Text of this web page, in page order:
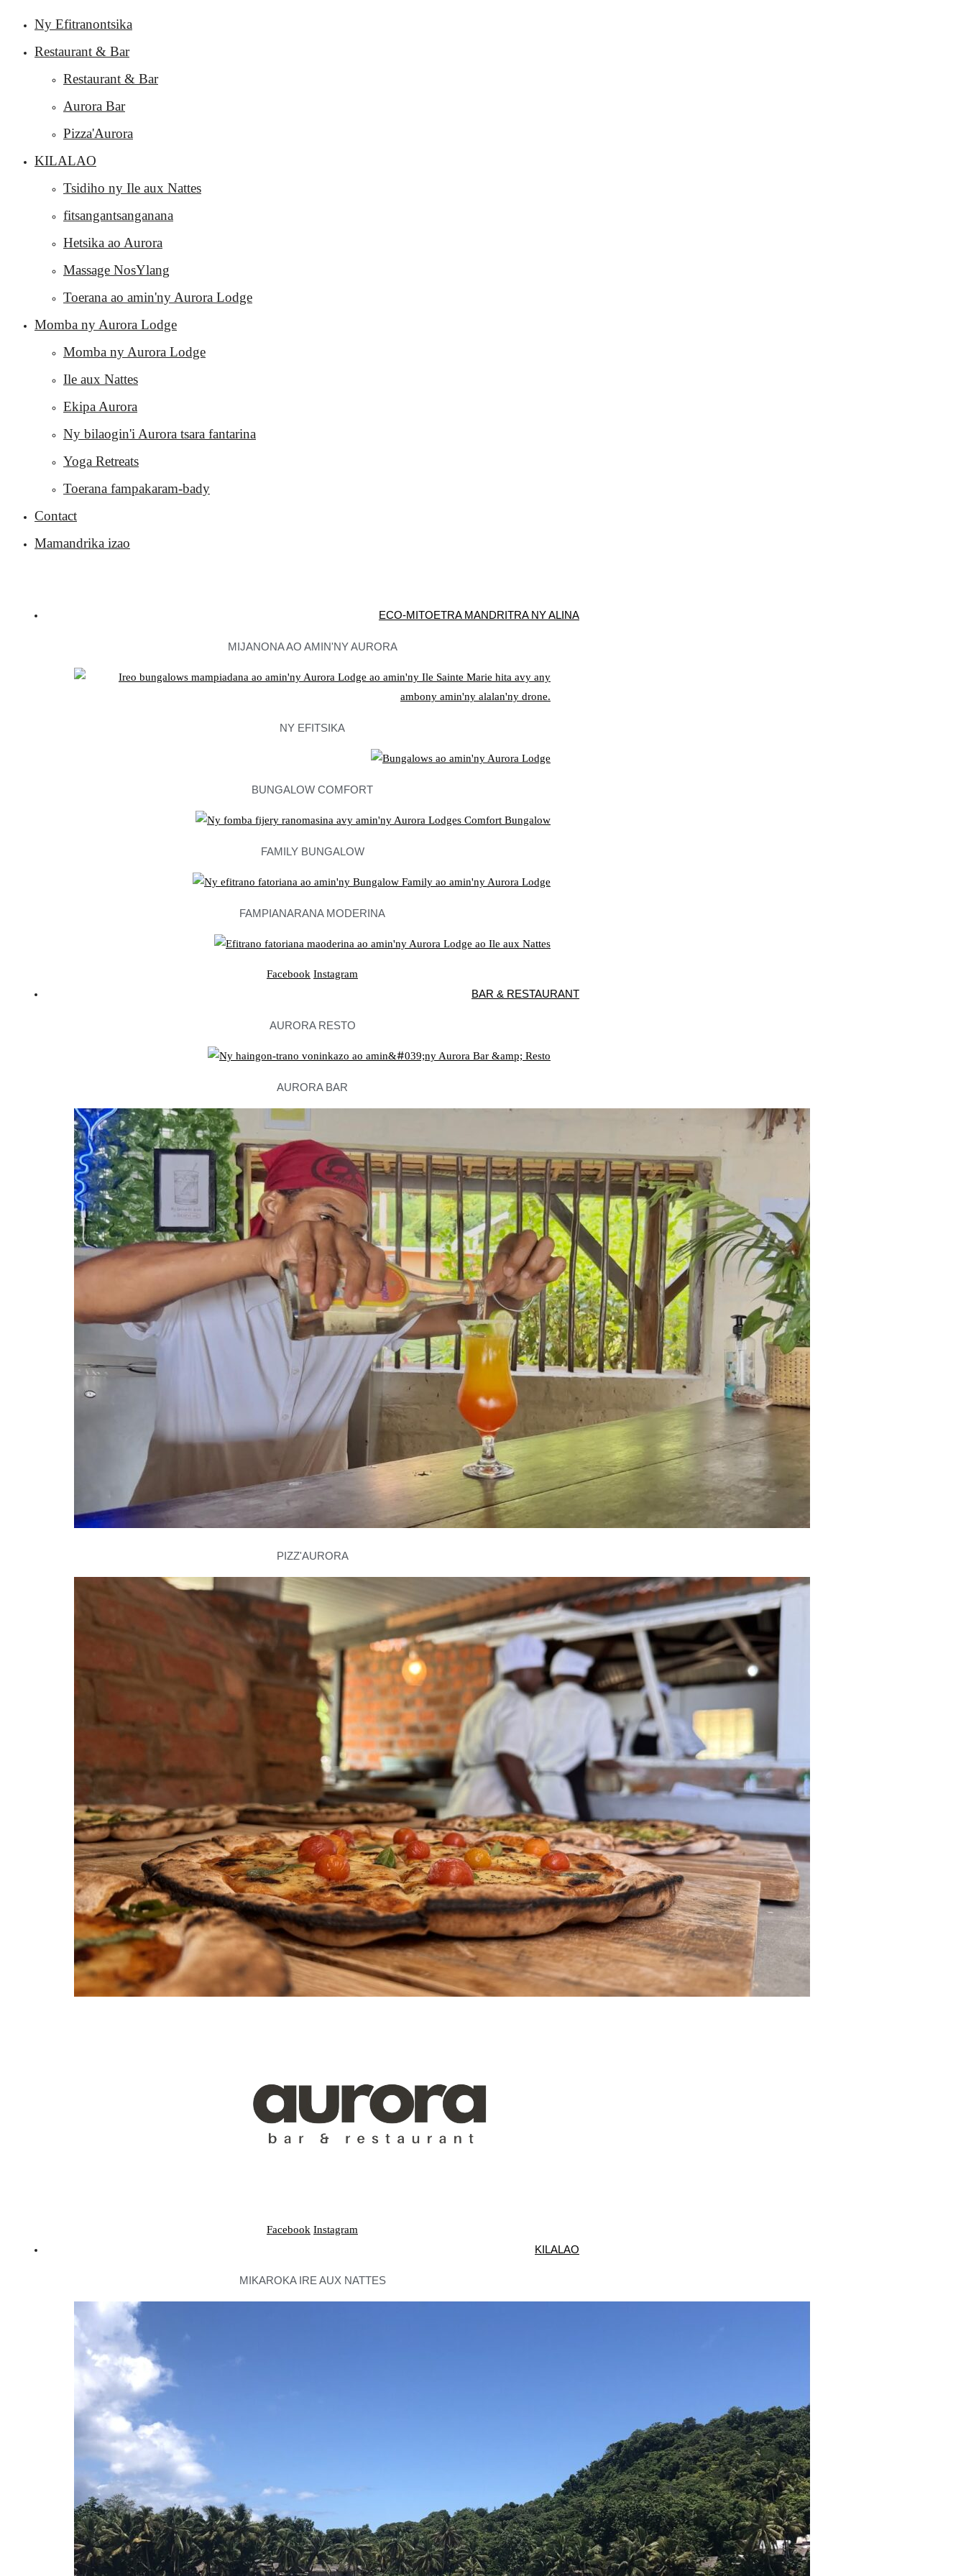
Ny Efitranontsika
Restaurant & Bar
Restaurant & Bar
Aurora Bar
Pizza'Aurora
KILALAO
Tsidiho ny Ile aux Nattes
fitsangantsanganana
Hetsika ao Aurora
Massage NosYlang
Toerana ao amin'ny Aurora Lodge
Momba ny Aurora Lodge
Momba ny Aurora Lodge
Ile aux Nattes
Ekipa Aurora
Ny bilaogin'i Aurora tsara fantarina
Yoga Retreats
Toerana fampakaram-bady
Contact
Mamandrika izao
ECO-MITOETRA MANDRITRA NY ALINA
MIJANONA AO AMIN'NY AURORA
NY EFITSIKA
BUNGALOW COMFORT
FAMILY BUNGALOW
FAMPIANARANA MODERINA
Facebook Instagram
BAR & RESTAURANT
AURORA RESTO
AURORA BAR
PIZZ'AURORA
Facebook Instagram
KILALAO
MIKAROKA IRE AUX NATTES